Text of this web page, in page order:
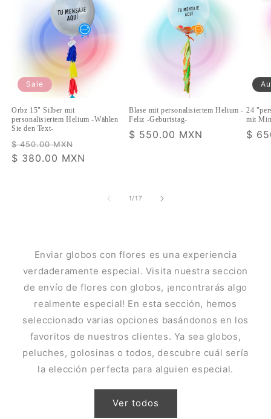
Sale
Orbz 15" Silber mit
personalisiertem Helium -Wählen
Sie den Text-
Normaler
Preis
$ 450.00 MXN
Verkaufspreis
$ 380.00 MXN
Blase mit personalisiertem Helium -
Feliz -Geburtstag-
Normaler
$ 550.00 MXN
24
mit
$
1/von
17
Enviar globos con flores es una experiencia
verdaderamente especial. Visita nuestra seccion
de envío de flores con globos, ¡encontrarás algo
realmente especial! En esta sección, hemos
seleccionado varias opciones basándonos en los
favoritos de nuestros clientes. Ya sea globos,
peluches, golosinas o todos, descubre cuál sería
la elección perfecta para alguien especial.
Ver todos